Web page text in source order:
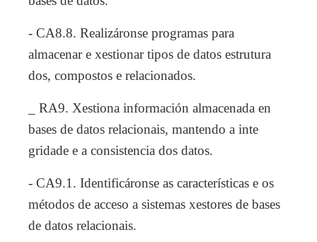
- CA8.8. Realizáronse programas para
almacenar e xestionar tipos de datos estrutura
dos, compostos e relacionados.
_ RA9. Xestiona información almacenada en
bases de datos relacionais, mantendo a inte
gridade e a consistencia dos datos.
- CA9.1. Identificáronse as características e os
métodos de acceso a sistemas xestores de bases
de datos relacionais.